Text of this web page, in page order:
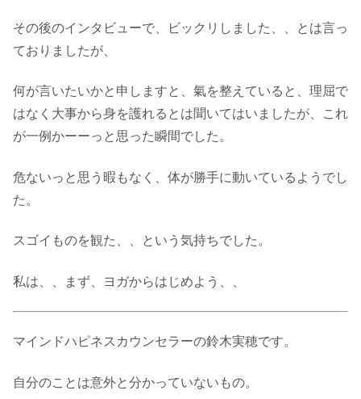
その後のインタビューで、ビックリしました、、とは言っ
ておりましたが、
何が言いたいかと申しますと、氣を整えていると、理屈で
はなく大事から身を護れるとは聞いてはいましたが、これ
が一例かーーっと思った瞬間でした。
危ないっと思う暇もなく、体が勝手に動いているようでし
た。
スゴイものを観た、、という気持ちでした。
私は、、まず、ヨガからはじめよう、、
マインドハピネスカウンセラーの鈴木実穂です。
自分のことは意外と分かっていないもの。